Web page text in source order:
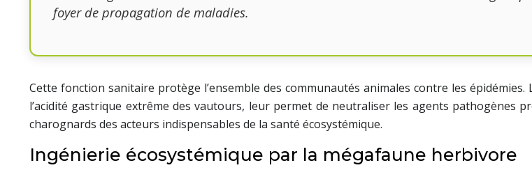
foyer de propagation de maladies.
Cette fonction sanitaire protège l’ensemble des communautés animales contre les
l’acidité gastrique extrême des vautours, leur permet de neutraliser les agents pathogènes
charognards des acteurs indispensables de la santé écosystémique.
Ingénierie écosystémique par la mégafaune herbivore